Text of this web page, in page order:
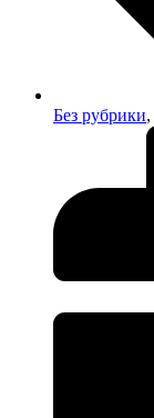
Без рубрики,